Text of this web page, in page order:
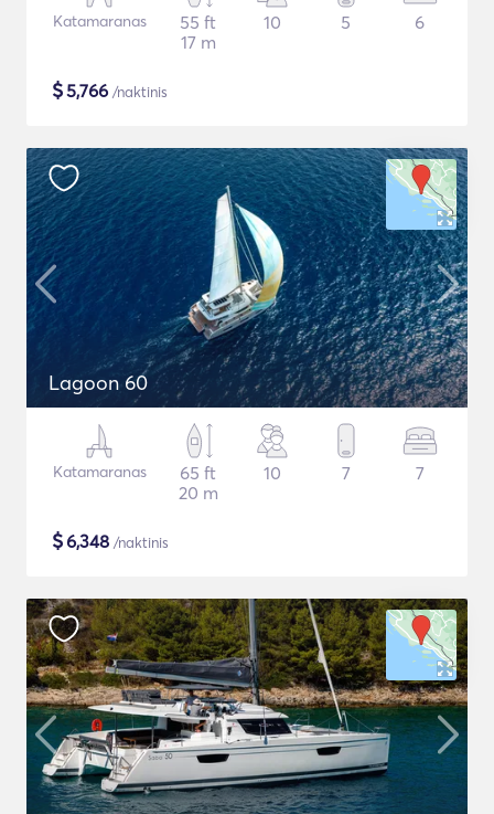
Katamaranas
55 ft
17 m
10 5 6
$5,766 /naktinis
Lagoon 60
Katamaranas
65 ft
20 m
10 7 7
$6,348 /naktinis